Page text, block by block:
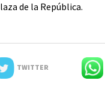
de la República.
TWITTER